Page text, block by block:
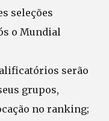
seleções
o Mundial
serão
grupos,
no ranking;